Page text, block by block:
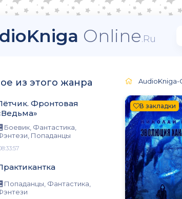
Online.Ru
из этого жанра
Фронтовая
Боевик, Фантастика,
Попаданцы
Попаданцы, Фантастика,
AudioKniga-
В закладки